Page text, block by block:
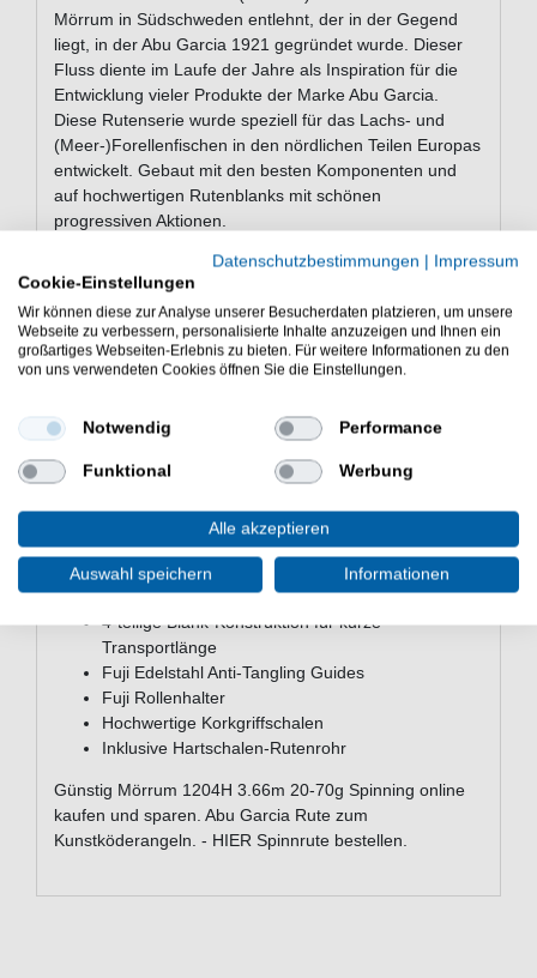
Mörrum in Südschweden entlehnt, der in der Gegend
liegt, in der Abu Garcia 1921 gegründet wurde. Dieser
Fluss diente im Laufe der Jahre als Inspiration für die
Entwicklung vieler Produkte der Marke Abu Garcia.
Diese Rutenserie wurde speziell für das Lachs- und
(Meer-)Forellenfischen in den nördlichen Teilen Europas
entwickelt. Gebaut mit den besten Komponenten und
auf hochwertigen Rutenblanks mit schönen
progressiven Aktionen.
Eigenschaften der Abu Garcia
Mörrum 1204H 3.66m 20-70g
Spinning
Länge: 366cm
Transportlänge: 97cm
Hochwertiger (36T) Carbon-Rutenblank mit
Nanotechnologie-Harz
Mäßig-schnelle / progressive Blank-Aktion
4-teilige Blank-Konstruktion für kurze
Transportlänge
Fuji Edelstahl Anti-Tangling Guides
Fuji Rollenhalter
Hochwertige Korkgriffschalen
Inklusive Hartschalen-Rutenrohr
Günstig Mörrum 1204H 3.66m 20-70g Spinning online
kaufen und sparen. Abu Garcia Rute zum
Kunstköderangeln. - HIER Spinnrute bestellen.
Datenschutzbestimmungen | Impressum
Cookie-Einstellungen
Wir können diese zur Analyse unserer Besucherdaten platzieren, um unsere
Webseite zu verbessern, personalisierte Inhalte anzuzeigen und Ihnen ein
großartiges Webseiten-Erlebnis zu bieten. Für weitere Informationen zu den
von uns verwendeten Cookies öffnen Sie die Einstellungen.
Notwendig Performance
Funktional Werbung
Alle akzeptieren
Auswahl speichern Informationen